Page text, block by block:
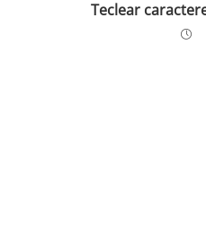
Teclear